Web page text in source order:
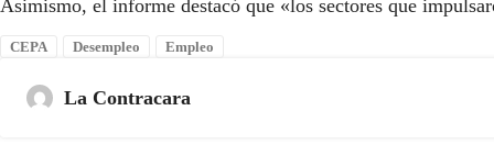
Asimismo, el informe destacó que «los sectores que
CEPA Desempleo Empleo
La Contracara